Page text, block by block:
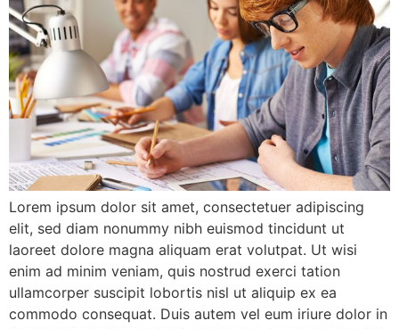
Lorem ipsum dolor sit amet, consectetuer adipiscing
elit, sed diam nonummy nibh euismod tincidunt ut
laoreet dolore magna aliquam erat volutpat. Ut wisi
enim ad minim veniam, quis nostrud exerci tation
ullamcorper suscipit lobortis nisl ut aliquip ex ea
commodo consequat. Duis autem vel eum iriure dolor in